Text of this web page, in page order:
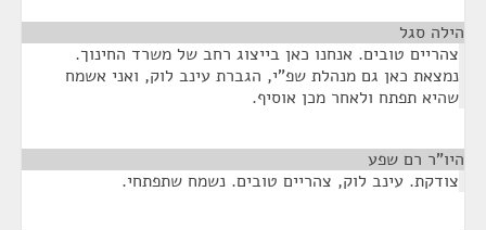
הילה סגל
צהריים טובים. אנחנו כאן בייצוג רחב של משרד החינוך.
נמצאת כאן גם מנהלת שפ"י, הגברת עינב לוק, ואני אשמח
שהיא תפתח ולאחר מכן אוסיף.
היו"ר רם שפע
צודקת. עינב לוק, צהריים טובים. נשמח שתפתחי.